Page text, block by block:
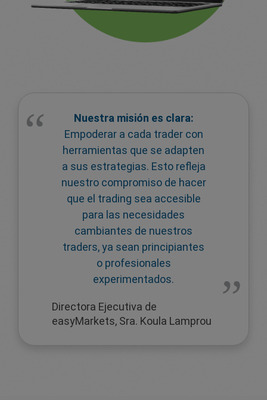
Nuestra misión es clara:
Empoderar a cada trader con
herramientas que se adapten
a sus estrategias. Esto refleja
nuestro compromiso de hacer
que el trading sea accesible
para las necesidades
cambiantes de nuestros
traders, ya sean principiantes
o profesionales
experimentados.
Directora Ejecutiva de
easyMarkets, Sra. Koula Lamprou